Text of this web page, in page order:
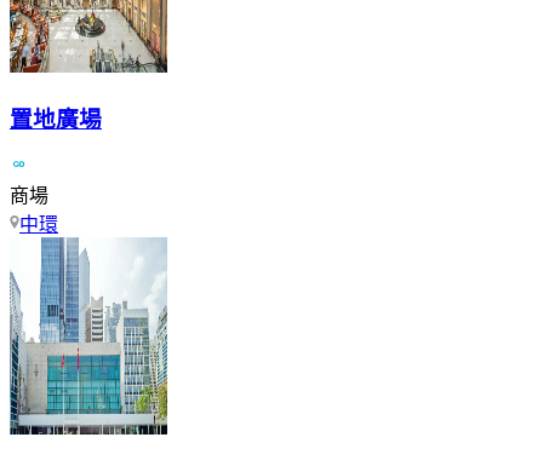
置地廣場
商場
中環